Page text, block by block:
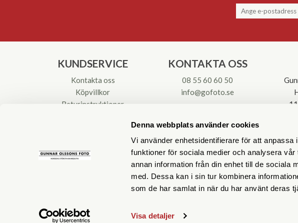
Denna webbplats använder cookies
Vi använder enhetsidentifierare för att
funktioner för sociala medier och analysera
annan information från din enhet till de sociala
med. Dessa kan i sin tur kombinera
som de har samlat in när du har använt deras
Visa detaljer
KUNDSERVICE
Kontakta oss
Köpvillkor
Returinstruktioner
KONTAKTA OSS
08 55 60 60 50
info@gofoto.se